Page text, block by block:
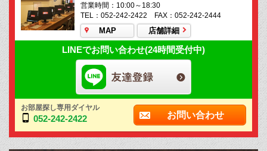
営業時間：10:00～18:30
TEL：052-242-2422 FAX：052-242-2444
MAP 店舗詳細
LINEでお問い合わせ(24時間受付中)
お部屋探し専用ダイヤル
052-242-2422 お問い合わせ